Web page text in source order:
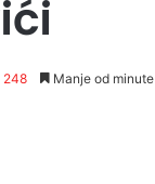
248 Manje od minute